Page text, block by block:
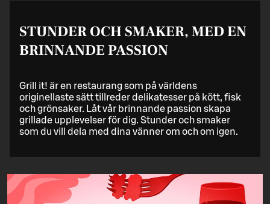
STUNDER OCH SMAKER, MED EN
BRINNANDE PASSION
Grill it! är en restaurang som på världens
originellaste sätt tillreder delikatesser på kött, fisk
och grönsaker. Låt vår brinnande passion skapa
grillade upplevelser för dig. Stunder och smaker
som du vill dela med dina vänner om och om igen.